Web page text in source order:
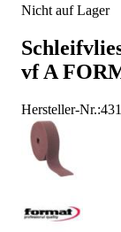
Nicht auf Lager
vf A
Hersteller-Nr.: